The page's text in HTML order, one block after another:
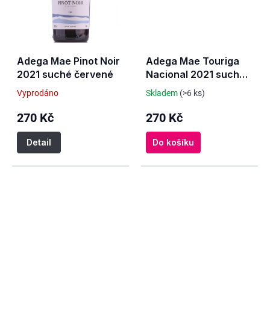
Adega Mae Pinot Noir
2021 suché červené
Vyprodáno
270 Kč
Detail
Adega Mae Touriga
Nacional 2021 suché
červené
Skladem (>6 ks)
270 Kč
Do košíku